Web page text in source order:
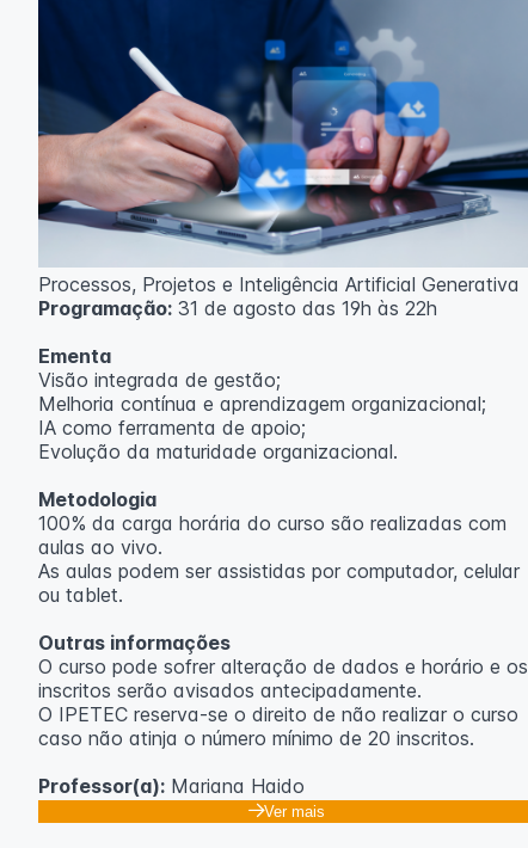
Processos, Projetos e Inteligência Artificial Generativa
Programação: 31 de agosto das 19h às 22h
Ementa
Visão integrada de gestão;
Melhoria contínua e aprendizagem organizacional;
IA como ferramenta de apoio;
Evolução da maturidade organizacional.
Metodologia
100% da carga horária do curso são realizadas com
aulas ao vivo.
As aulas podem ser assistidas por computador, celular
ou tablet.
Outras informações
O curso pode sofrer alteração de dados e horário e os
inscritos serão avisados ​​antecipadamente.
O IPETEC reserva-se o direito de não realizar o curso
caso não atinja o número mínimo de 20 inscritos.
Professor(a): Mariana Haido
Ver mais